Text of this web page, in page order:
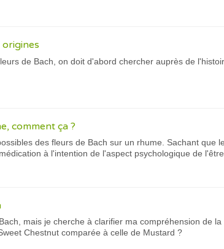
origines
de Bach, on doit d'abord chercher auprès de
comment ça ?
des fleurs de Bach sur un rhume. Sachant que
à l'intention de l'aspect psychologique de l'être
mais je cherche à clarifier ma compréhension de la
Chestnut comparée à celle de Mustard ?